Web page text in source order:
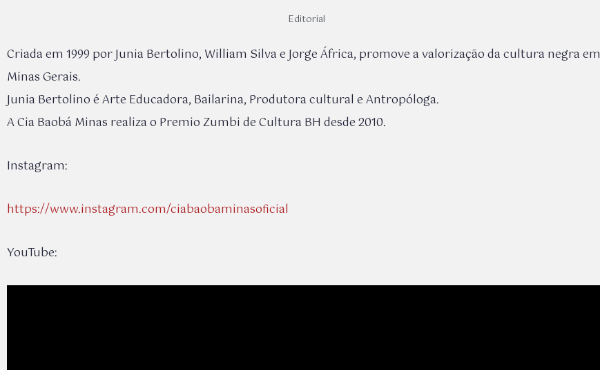
Editorial
Criada em 1999 por Junia Bertolino, William Silva e Jorge África, promove a valorização da cultura negra em
Minas Gerais.
Junia Bertolino é Arte Educadora, Bailarina, Produtora cultural e Antropóloga.
A Cia Baobá Minas realiza o Premio Zumbi de Cultura BH desde 2010.
Instagram:
https://www.instagram.com/ciabaobaminasoficial
YouTube: